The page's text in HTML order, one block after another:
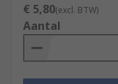
€ 5,80(excl. BTW)
Aantal